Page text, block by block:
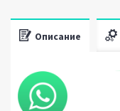
Описание